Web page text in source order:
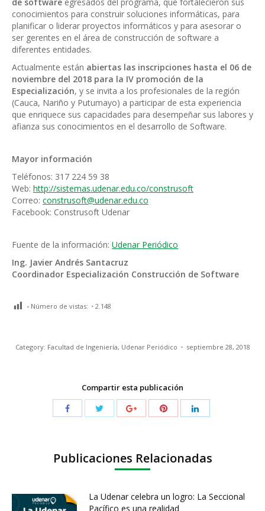
conocimientos para construir soluciones informáticas, para
planificar o liderar proyectos informáticos y para asesorar o
ser gerentes en el área de construcción de software a
diferentes entidades.
Actualmente están abiertas las inscripciones hasta el 06 de
noviembre del 2018 para la IV promoción de la
Especialización, y se invita a los profesionales de la región
(Cauca, Nariño y Putumayo) a participar de esta experiencia
que enriquece sus capacidades para desempeñar sus labores y
afianza sus conocimientos en el desarrollo de Software.
Mayor información
Teléfonos: 317 224 59 38
Web: http://sistemas.udenar.edu.co/construsoft
Correo: construsoft@udenar.edu.co
Facebook: Construsoft Udenar
Fuente de la información: Udenar Periódico
Ing. Javier Andrés Santacruz
Coordinador Especialización Construcción de Software
Número de vistas: 2.148
Category: Facultad de Ingeniería, Udenar Periódico septiembre 28, 2018
Compartir esta publicación
Publicaciones Relacionadas
La Udenar celebra un logro: La Seccional
Pacífico es una realidad